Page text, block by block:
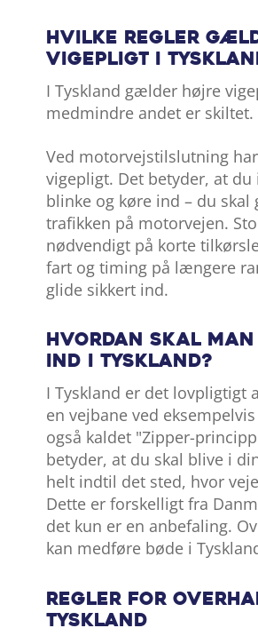
Hvilke regler
vigepligt i
I Tyskland gælder højre
medmindre andet er skiltet.
Ved motorvejstilslutning
vigepligt. Det betyder, at du
blinke og køre ind – du skal
trafikken på motorvejen.
nødvendigt på korte
fart og timing på længere
glide sikkert ind.
Hvordan skal
ind i Tyskland?
I Tyskland er det lovpligtigt
en vejbane ved
også kaldet "Zipper-
betyder, at du skal blive i
helt indtil det sted, hvor
Dette er forskelligt fra
det kun er en anbefaling.
kan medføre bøde i
Regler for
Tyskland